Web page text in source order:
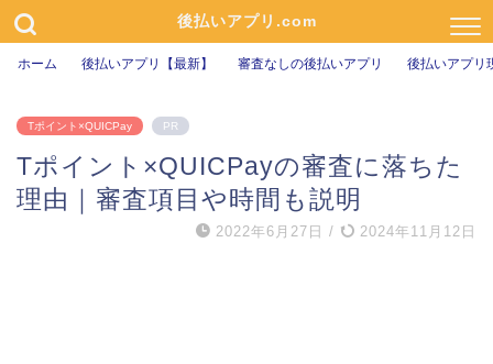
後払いアプリ.com
ホーム 後払いアプリ【最新】 審査なしの後払いアプリ 後払いアプリ
Tポイント×QUICPay PR
Tポイント×QUICPayの審査に落ちた
理由｜審査項目や時間も説明
2022年6月27日 / 2024年11月12日